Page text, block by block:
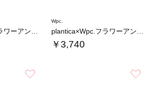
Wpc.
￥3,740